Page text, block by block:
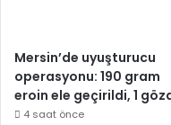
Mersin’de uyuşturucu
operasyonu: 190 gram
eroin ele geçirildi, 1
4 saat önce